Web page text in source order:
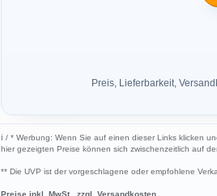
Preis, Lieferbarkeit,
ℹ︎ / * Werbung: Wenn Sie auf einen dieser Links klicken
hier gezeigten Preise können sich zwischenzeitlich auf
** Die UVP ist der vorgeschlagene oder empfohlene
Preise inkl. MwSt., zzgl. Versandkosten